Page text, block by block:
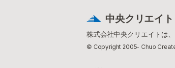
中央クリエイト
株式会社中央クリエイトは
© Copyright 2005- Chuo